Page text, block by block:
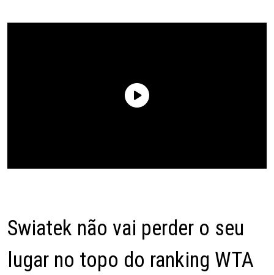
Swiatek não vai perder o seu
lugar no topo do ranking WTA